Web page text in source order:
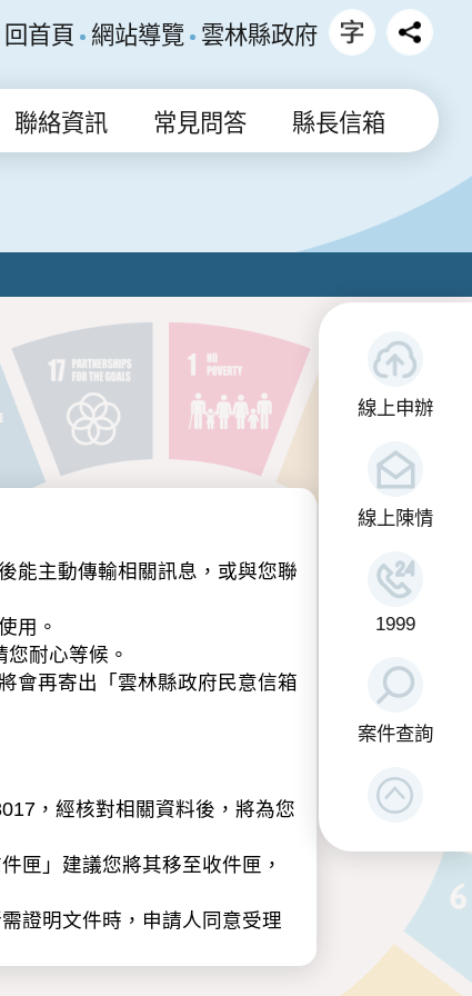
線上申辦
線上陳情
1999
案件查詢
回首頁 網站導覽 雲林縣政府
聯絡資訊 常見問答 縣長信箱
主動傳輸相關訊息，或與您聯
用。
耐心等候。
會再寄出「雲林縣政府民意信箱
，經核對相關資料後，將為您
匣」建議您將其移至收件匣，
證明文件時，申請人同意受理